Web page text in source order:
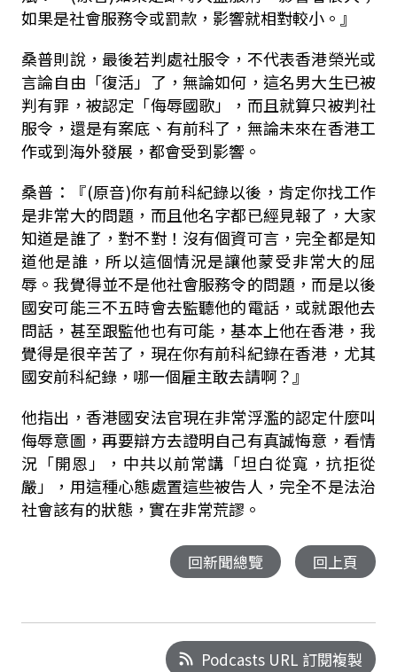
如果是社會服務令或罰款，影響就相對較小。』
桑普則說，最後若判處社服令，不代表香港榮光或
言論自由「復活」了，無論如何，這名男大生已被
判有罪，被認定「侮辱國歌」，而且就算只被判社
服令，還是有案底、有前科了，無論未來在香港工
作或到海外發展，都會受到影響。
桑普：『(原音)你有前科紀錄以後，肯定你找工作
是非常大的問題，而且他名字都已經見報了，大家
知道是誰了，對不對！沒有個資可言，完全都是知
道他是誰，所以這個情況是讓他蒙受非常大的屈
辱。我覺得並不是他社會服務令的問題，而是以後
國安可能三不五時會去監聽他的電話，或就跟他去
問話，甚至跟監他也有可能，基本上他在香港，我
覺得是很辛苦了，現在你有前科紀錄在香港，尤其
國安前科紀錄，哪一個雇主敢去請啊？』
他指出，香港國安法官現在非常浮濫的認定什麼叫
侮辱意圖，再要辯方去證明自己有真誠悔意，看情
況「開恩」，中共以前常講「坦白從寬，抗拒從
嚴」，用這種心態處置這些被告人，完全不是法治
社會該有的狀態，實在非常荒謬。
回新聞總覽 回上頁
Podcasts URL 訂閱複製